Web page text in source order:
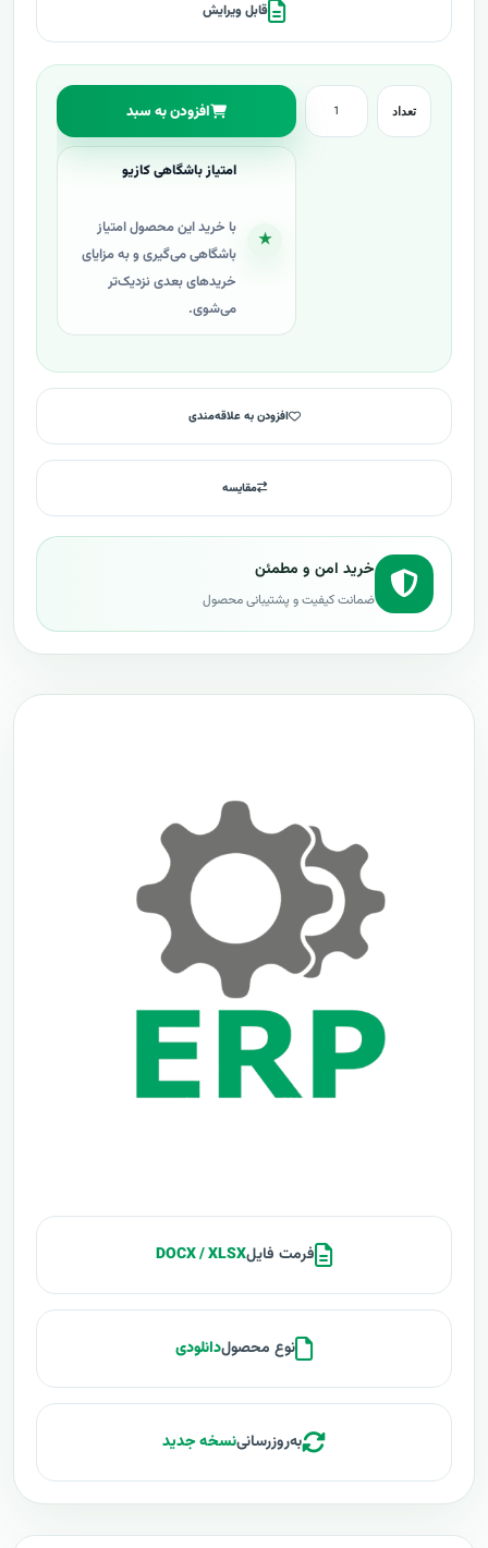
قابل ویرایش
تعداد افزودن به سبد
★
امتیاز باشگاهی کازیو
با خرید این محصول امتیاز
باشگاهی می‌گیری و به مزایای
خریدهای بعدی نزدیک‌تر
می‌شوی.
افزودن به علاقه‌مندی
مقایسه
خرید امن و مطمئن
ضمانت کیفیت و پشتیبانی محصول
فرمت فایلDOCX / XLSX
نوع محصولدانلودی
به‌روزرسانینسخه جدید